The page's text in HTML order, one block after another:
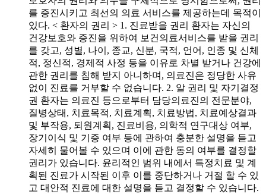
를 증진시키고 최선의 의료 서비스를 제공하는데 목적이
있다. < 환자의 권리 > 1. 진료받을 권리 환자는 자신의
건강보호와 증진을 위하여 보건의료서비스를 받을 권리
를 갖고, 성별, 나이, 종교, 신분, 국적, 언어, 인종 및 신체
적, 정신적, 경제적 사정 등을 이유로 차별 받거나 건강에
관한 권리를 침해 받지 아니하며, 의료진은 정당한 사유
없이 진료를 거부할 수 없습니다. 2. 알 권리 및 자기결정
권 환자는 의료진 등으로부터 담당의료진의 전문분야,
질병상태, 치료목적, 치료계획, 치료방법, 치료예상결과
및 부작용, 퇴원계획, 진료비용, 의학적 연구대상 여부,
장기이식 및 기증 여부 등에 관하여 충분한 설명을 듣고
자세히 물어볼 수 있으며 이에 관한 동의 여부를 결정할
권리가 있습니다. 윤리적인 범위 내에서 특정치료 및 계
획된 진료가 시작된 이후 이를 중단하거나 거절 할 수 있
고 대안적 진료에 대한 설명을 듣고 결정할 수 있습니다.